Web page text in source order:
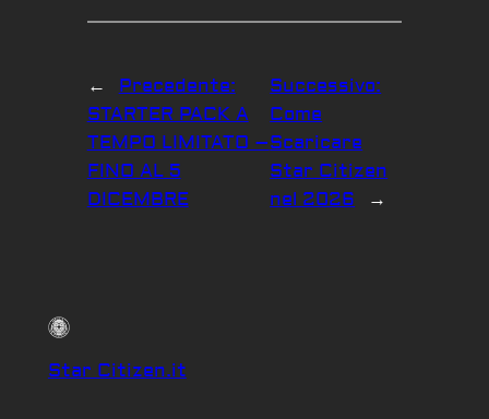
←
Precedente:
STARTER PACK A
TEMPO LIMITATO –
FINO AL 5
DICEMBRE
Successivo:
Come
Scaricare
Star Citizen
nel 2026
→
Star Citizen.it